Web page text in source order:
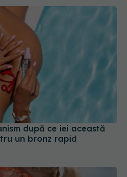
după ce iei această
un bronz rapid